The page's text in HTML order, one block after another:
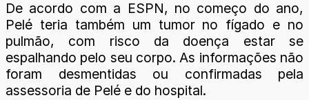
De acordo com a ESPN, no começo do ano,
Pelé teria também um tumor no fígado e no
pulmão, com risco da doença estar se
espalhando pelo seu corpo. As informações não
foram desmentidas ou confirmadas pela
assessoria de Pelé e do hospital.